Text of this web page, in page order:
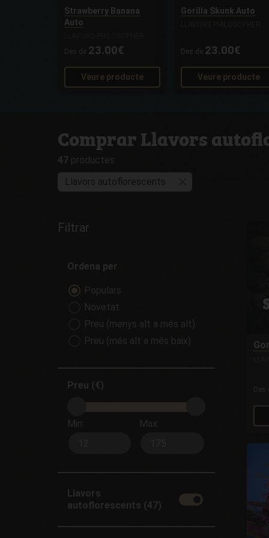
Strawberry Banana
Auto
Des de 23.00€
Veure producte
Gorilla Skunk Auto
Des de 23.00€
Veure producte
Comprar Llavors
47 productes
Llavors autoflorescents
Filtrar
Ordena per
Populars
Novetat
Preu (menys alt a més alt)
Preu (més alt a més baix)
Preu (€)
Min: Max:
Llavors
autoflorescents (47)
Des